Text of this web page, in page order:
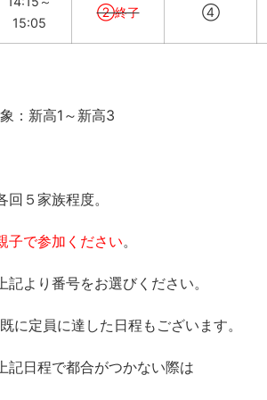
15:05
②終了 ④
：新高1～新高3
回５家族程度。
子で参加ください。
記より番号をお選びください。
に定員に達した日程もございます。
記日程で都合がつかない際は